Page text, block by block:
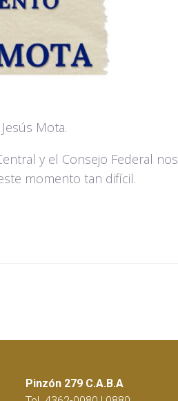
Mota.
y el Consejo Federal nos
momento tan difícil.
Pinzón 279 C.A.B.A